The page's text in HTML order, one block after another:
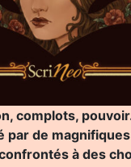
complots,
par de magnifiques
à des